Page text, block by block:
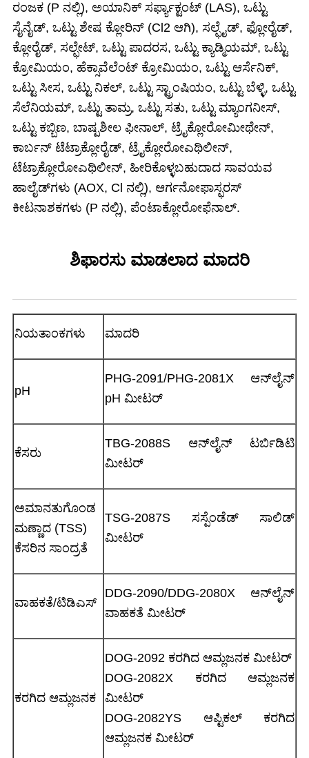
ರಂಜಕ (P ನಲ್ಲಿ), ಅಯಾನಿಕ್ ಸರ್ಫ್ಯಾಕ್ಟಂಟ್ (LAS), ಒಟ್ಟು
ಸೈನೈಡ್, ಒಟ್ಟು ಶೇಷ ಕ್ಲೋರಿನ್ (Cl2 ಆಗಿ), ಸಲ್ಫೈಡ್, ಫ್ಲೋರೈಡ್,
ಕ್ಲೋರೈಡ್, ಸಲ್ಫೇಟ್, ಒಟ್ಟು ಪಾದರಸ, ಒಟ್ಟು ಕ್ಯಾಡ್ಮಿಯಮ್, ಒಟ್ಟು
ಕ್ರೋಮಿಯಂ, ಹೆಕ್ಸಾವೆಲೆಂಟ್ ಕ್ರೋಮಿಯಂ, ಒಟ್ಟು ಆರ್ಸೆನಿಕ್,
ಒಟ್ಟು ಸೀಸ, ಒಟ್ಟು ನಿಕಲ್, ಒಟ್ಟು ಸ್ಟ್ರಾಂಷಿಯಂ, ಒಟ್ಟು ಬೆಳ್ಳಿ, ಒಟ್ಟು
ಸೆಲೆನಿಯಮ್, ಒಟ್ಟು ತಾಮ್ರ, ಒಟ್ಟು ಸತು, ಒಟ್ಟು ಮ್ಯಾಂಗನೀಸ್,
ಒಟ್ಟು ಕಬ್ಬಿಣ, ಬಾಷ್ಪಶೀಲ ಫೀನಾಲ್, ಟ್ರೈಕ್ಲೋರೋಮೀಥೇನ್,
ಕಾರ್ಬನ್ ಟೆಟ್ರಾಕ್ಲೋರೈಡ್, ಟ್ರೈಕ್ಲೋರೋಎಥಿಲೀನ್,
ಟೆಟ್ರಾಕ್ಲೋರೋಎಥಿಲೀನ್, ಹೀರಿಕೊಳ್ಳಬಹುದಾದ ಸಾವಯವ
ಹಾಲೈಡ್‌ಗಳು (AOX, Cl ನಲ್ಲಿ), ಆರ್ಗನೋಫಾಸ್ಫರಸ್
ಕೀಟನಾಶಕಗಳು (P ನಲ್ಲಿ), ಪೆಂಟಾಕ್ಲೋರೋಫೆನಾಲ್.
ಶಿಫಾರಸು ಮಾಡಲಾದ ಮಾದರಿ
ನಿಯತಾಂಕಗಳು ಮಾದರಿ
pH
PHG-2091/PHG-2081X ಆನ್‌ಲೈನ್
pH ಮೀಟರ್
ಕೆಸರು
TBG-2088S ಆನ್‌ಲೈನ್ ಟರ್ಬಿಡಿಟಿ
ಮೀಟರ್
ಅಮಾನತುಗೊಂಡ
ಮಣ್ಣಾದ (TSS)
ಕೆಸರಿನ ಸಾಂದ್ರತೆ
TSG-2087S ಸಸ್ಪೆಂಡೆಡ್ ಸಾಲಿಡ್
ಮೀಟರ್
ವಾಹಕತೆ/ಟಿಡಿಎಸ್
DDG-2090/DDG-2080X ಆನ್‌ಲೈನ್
ವಾಹಕತೆ ಮೀಟರ್
ಕರಗಿದ ಆಮ್ಲಜನಕ
DOG-2092 ಕರಗಿದ ಆಮ್ಲಜನಕ ಮೀಟರ್
DOG-2082X ಕರಗಿದ ಆಮ್ಲಜನಕ
ಮೀಟರ್
DOG-2082YS ಆಪ್ಟಿಕಲ್ ಕರಗಿದ
ಆಮ್ಲಜನಕ ಮೀಟರ್